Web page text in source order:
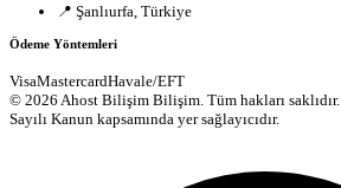
📍 Şanlıurfa, Türkiye
Ödeme Yöntemleri
VisaMastercardHavale/EFT
© 2026 Ahost Bilişim Bilişim. Tüm hakları saklıdır.
Sayılı Kanun kapsamında yer sağlayıcıdır.